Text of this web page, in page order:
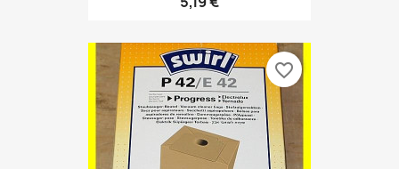
favorite_border